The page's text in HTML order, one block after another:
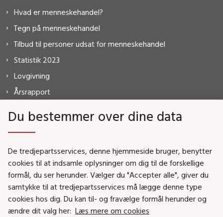
Hvad er menneskehandel?
Tegn på menneskehandel
Tilbud til personer udsat for menneskehandel
Statistik 2023
Lovgivning
Årsrapport
MISTANKE?
HOTLINE
7020 2550
Du bestemmer over dine data
De tredjepartsservices, denne hjemmeside bruger, benytter
cookies til at indsamle oplysninger om dig til de forskellige
formål, du ser herunder. Vælger du "Accepter alle", giver du
samtykke til at tredjepartsservices må lægge denne type
cookies hos dig. Du kan til- og fravælge formål herunder og
ændre dit valg her: Læs mere om cookies